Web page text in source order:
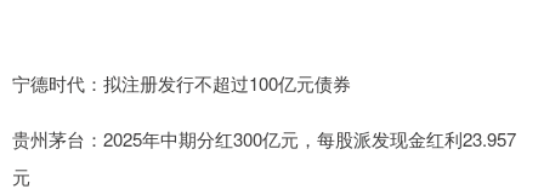
宁德时代：拟注册发行不超过100亿元债券
贵州茅台：2025年中期分红300亿元，每股派发现金红利23.957
元